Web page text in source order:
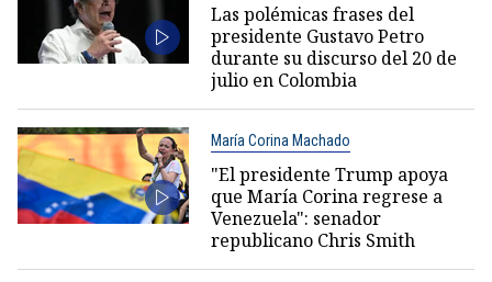
Las polémicas frases del
presidente Gustavo Petro
durante su discurso del 20 de
julio en Colombia
María Corina Machado
"El presidente Trump apoya
que María Corina regrese a
Venezuela": senador
republicano Chris Smith